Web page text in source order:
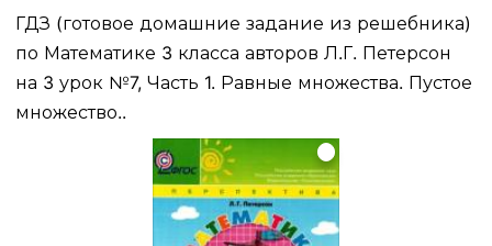
ГДЗ (готовое домашние задание из решебника)
по Математике 3 класса авторов Л.Г. Петерсон
на 3 урок №7, Часть 1. Равные множества. Пустое
множество..